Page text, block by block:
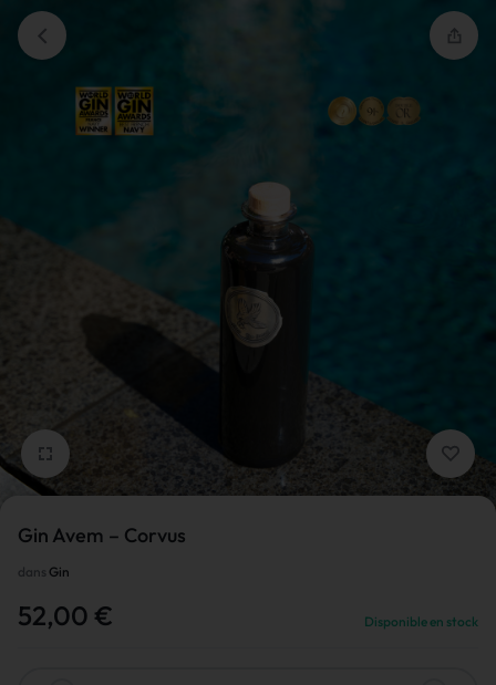
Gin Avem – Corvus
dans Gin
52,00 € Disponible en stock